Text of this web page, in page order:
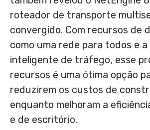
roteador de transporte
convergido. Com recursos de
como uma rede para todos e
inteligente de tráfego, esse
recursos é uma ótima opção
reduzirem os custos de
enquanto melhoram a
e de escritório.